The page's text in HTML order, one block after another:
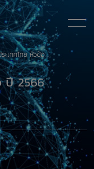
สรุปช่วงสนทนากับผู้ว่าการธนาคารแห่งประเทศไทย หัวข้อ "ก้าวต่อไปของเศรษฐกิจการเงินไทย"
ปี 2566